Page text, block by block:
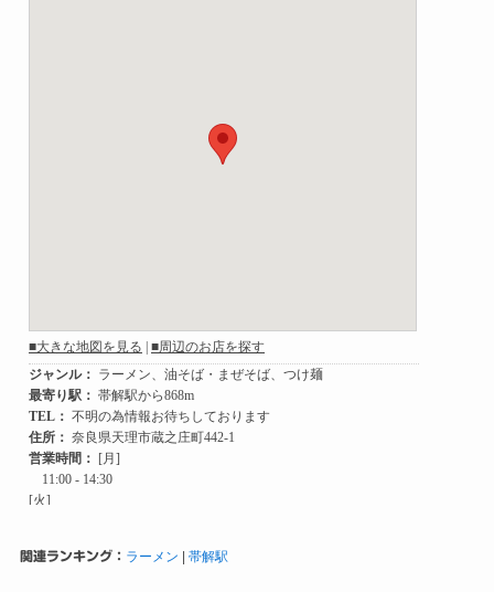
関連ランキング： ラーメン | 帯解駅